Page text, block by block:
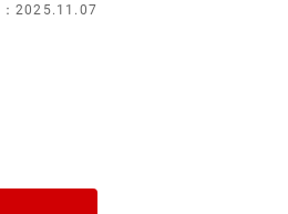
：2025.11.07